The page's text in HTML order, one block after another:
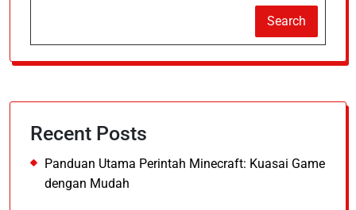
Search
Recent Posts
Panduan Utama Perintah Minecraft: Kuasai Game
dengan Mudah